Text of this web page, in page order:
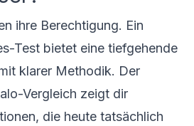
ihre Berechtigung. Ein
Test bietet eine tiefgehende
klarer Methodik. Der
Vergleich zeigt dir
die heute tatsächlich